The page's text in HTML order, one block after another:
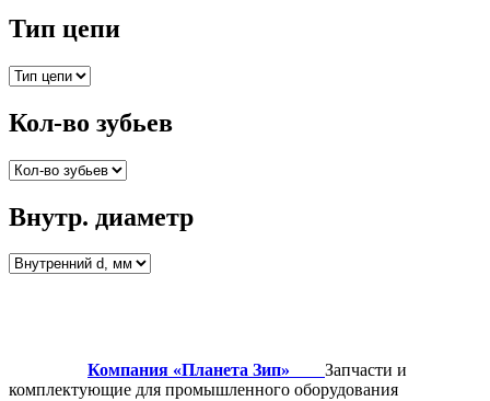
Тип цепи
Кол-во зубьев
Внутр. диаметр
Компания «Планета Зип» Запчасти и
комплектующие для промышленного оборудования